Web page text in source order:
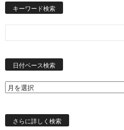
キーワード検索
日付ベース検索
さらに詳しく検索